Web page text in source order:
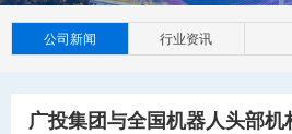
公司新闻 行业资讯
广投集团与全国机器人头部